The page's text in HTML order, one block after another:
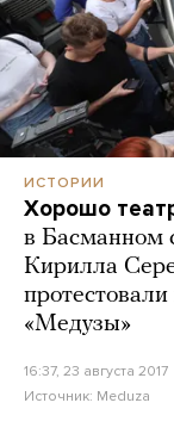
ИСТОРИИ
Хорошо
в Басманном
Кирилла
«Медузы»
16:37, 23 августа 2017
Источник: Meduza